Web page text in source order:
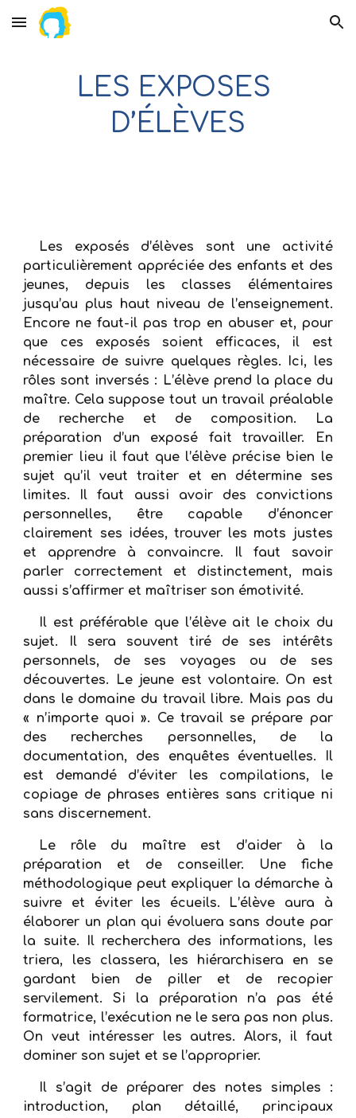
Skip to main content Skip to navigation
LES EXPOSES
D’ÉLÈVES
Les exposés d’élèves sont une activité
particulièrement appréciée des enfants et des
jeunes, depuis les classes élémentaires
jusqu’au plus haut niveau de l’enseignement.
Encore ne faut-il pas trop en abuser et, pour
que ces exposés soient efficaces, il est
nécessaire de suivre quelques règles. Ici, les
rôles sont inversés : L’élève prend la place du
maître. Cela suppose tout un travail préalable
de recherche et de composition. La
préparation d’un exposé fait travailler. En
premier lieu il faut que l’élève précise bien le
sujet qu’il veut traiter et en détermine ses
limites. Il faut aussi avoir des convictions
personnelles, être capable d’énoncer
clairement ses idées, trouver les mots justes
et apprendre à convaincre. Il faut savoir
parler correctement et distinctement, mais
aussi s’affirmer et maîtriser son émotivité.
Il est préférable que l’élève ait le choix du
sujet. Il sera souvent tiré de ses intérêts
personnels, de ses voyages ou de ses
découvertes. Le jeune est volontaire. On est
dans le domaine du travail libre. Mais pas du
« n’importe quoi ». Ce travail se prépare par
des recherches personnelles, de la
documentation, des enquêtes éventuelles. Il
est demandé d’éviter les compilations, le
copiage de phrases entières sans critique ni
sans discernement.
Le rôle du maître est d’aider à la
préparation et de conseiller. Une fiche
méthodologique peut expliquer la démarche à
suivre et éviter les écueils. L’élève aura à
élaborer un plan qui évoluera sans doute par
la suite. Il recherchera des informations, les
triera, les classera, les hiérarchisera en se
gardant bien de piller et de recopier
servilement. Si la préparation n’a pas été
formatrice, l’exécution ne le sera pas non plus.
On veut intéresser les autres. Alors, il faut
dominer son sujet et se l’approprier.
Il s’agit de préparer des notes simples :
introduction, plan détaillé, principaux